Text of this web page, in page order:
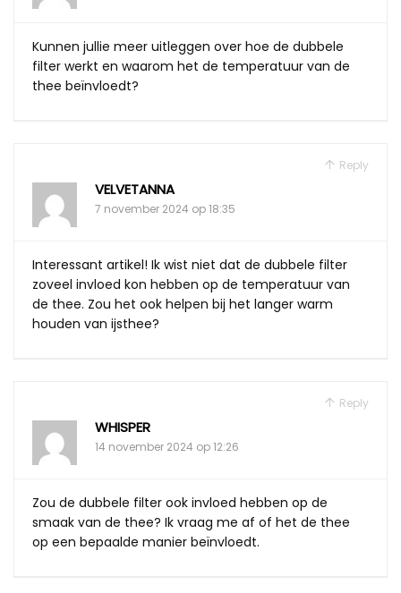
Kunnen jullie meer uitleggen over hoe de dubbele
filter werkt en waarom het de temperatuur van de
thee beïnvloedt?
Reply
VELVETANNA
7 november 2024 op 18:35
Interessant artikel! Ik wist niet dat de dubbele filter
zoveel invloed kon hebben op de temperatuur van
de thee. Zou het ook helpen bij het langer warm
houden van ijsthee?
Reply
WHISPER
14 november 2024 op 12:26
Zou de dubbele filter ook invloed hebben op de
smaak van de thee? Ik vraag me af of het de thee
op een bepaalde manier beïnvloedt.